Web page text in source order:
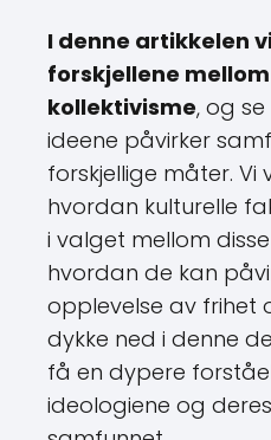
I denne artikkelen
forskjellene
kollektivisme, og
ideene påvirker
forskjellige måter. Vi
hvordan kulturelle
i valget mellom
hvordan de kan
opplevelse av frihet
dykke ned i denne
få en dypere
ideologiene og